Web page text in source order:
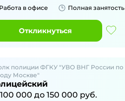
Работа в офисе
Полная занятость
Откликнуться
полиции ФГКУ "УВО ВНГ России по
Москве"
100 000 до 150 000 руб.